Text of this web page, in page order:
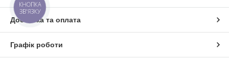
Доставка та оплата
Графік роботи
КНОПКА
ЗВ'ЯЗКУ